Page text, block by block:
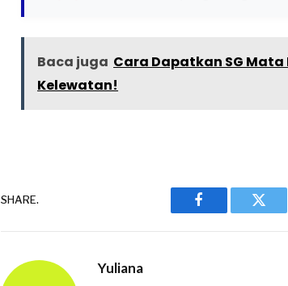
Baca juga Cara Dapatkan SG Mata
Kelewatan!
SHARE.
Facebook
Yuliana